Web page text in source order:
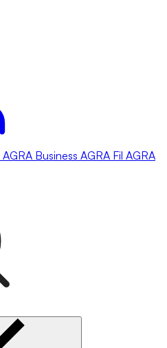
AGRA Business AGRA Fil AGRA